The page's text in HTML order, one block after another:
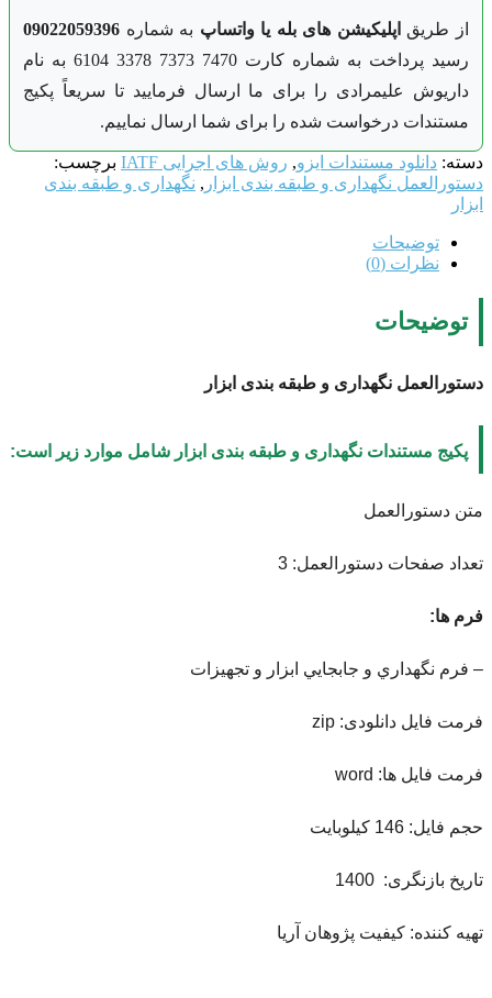
عدداز طریق اپلیکیشن های بله یا واتساپ به شماره 09022059396
رسید پرداخت به شماره کارت 7470 7373 3378 6104 به نام
داریوش علیمرادی را برای ما ارسال فرمایید تا سریعاً پکیج
مستندات درخواست شده را برای شما ارسال نماییم.
دسته: دانلود مستندات ایزو, روش های اجرایی IATF
برچسب:
دستورالعمل نگهداری و طبقه بندی ابزار , نگهداری و طبقه بندی
ابزار
توضیحات
نظرات (0)
توضیحات
دستورالعمل نگهداری و طبقه بندی ابزار
پکیج مستندات نگهداری و طبقه بندی ابزار شامل موارد زیر است:
متن دستورالعمل
تعداد صفحات دستورالعمل: 3
فرم ها:
– فرم نگهداري و جابجايي ابزار و تجهيزات
فرمت فایل دانلودی: zip
فرمت فایل ها: word
حجم فایل: 146 کیلوبایت
تاریخ بازنگری: 1400
تهیه کننده: کیفیت پژوهان آریا